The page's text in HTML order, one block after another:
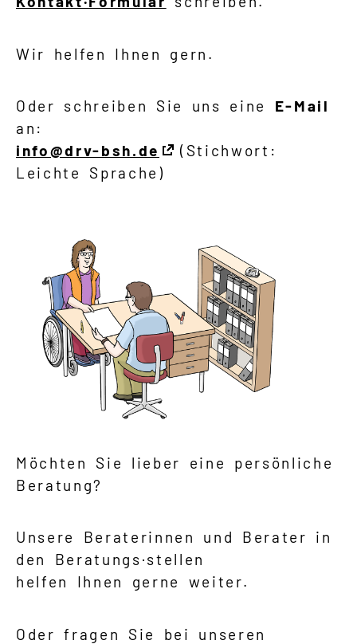
Wir helfen Ihnen gern.
Oder schreiben Sie uns eine E-Mail
an:
info@drv-bsh.de
(Stichwort:
Leichte Sprache)
Möchten Sie lieber eine persönliche
Beratung?
Unsere Beraterinnen und Berater in
den Beratungs·stellen
helfen Ihnen gerne weiter.
Oder fragen Sie bei unseren